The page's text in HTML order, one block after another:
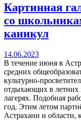
Картинная
со
каникул
14.06.2023
В течение июня в
средних
культурно-
отдыхающих в летних
лагерях. Подобная
год. Этим летом
Астрахани и